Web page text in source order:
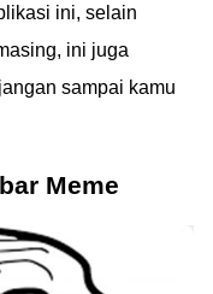
ini, selain
ini juga
sampai kamu
Meme